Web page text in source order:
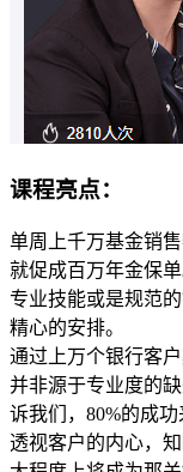
课程亮点：
单周上千万基金销
就促成百万年金保
专业技能或是规范
精心的安排。
通过上万个银行客
并非源于专业度的
诉我们，80%的成
透视客户的内心，